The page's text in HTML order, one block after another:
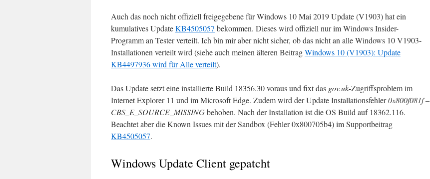
Auch das noch nicht offiziell freigegebene für Windows 10 Mai 2019 Update (V1903) hat ein
kumulatives UpdateKB4505057 bekommen. Dieses wird offiziell nur im Windows Insider-
Programm an Tester verteilt. Ich bin mir aber nicht sicher, ob das nicht an alle Windows 10 V1903-
Installationen verteilt wird (siehe auch meinen älteren BeitragWindows 10 (V1903): Update
KB4497936 wird für Alle verteilt).
Das Update setzt eine installierte Build 18356.30 voraus und fixt das gov.uk-Zugriffsproblem im
Internet Explorer 11 und im Microsoft Edge. Zudem wird der Update Installationsfehler0x800f081f –
CBS_E_SOURCE_MISSINGbehoben. Nach der Installation ist die OS Build auf 18362.116.
Beachtet aber die Known Issues mit der Sandbox (Fehler 0x800705b4) im Supportbeitrag
KB4505057.
Windows Update Client gepatcht